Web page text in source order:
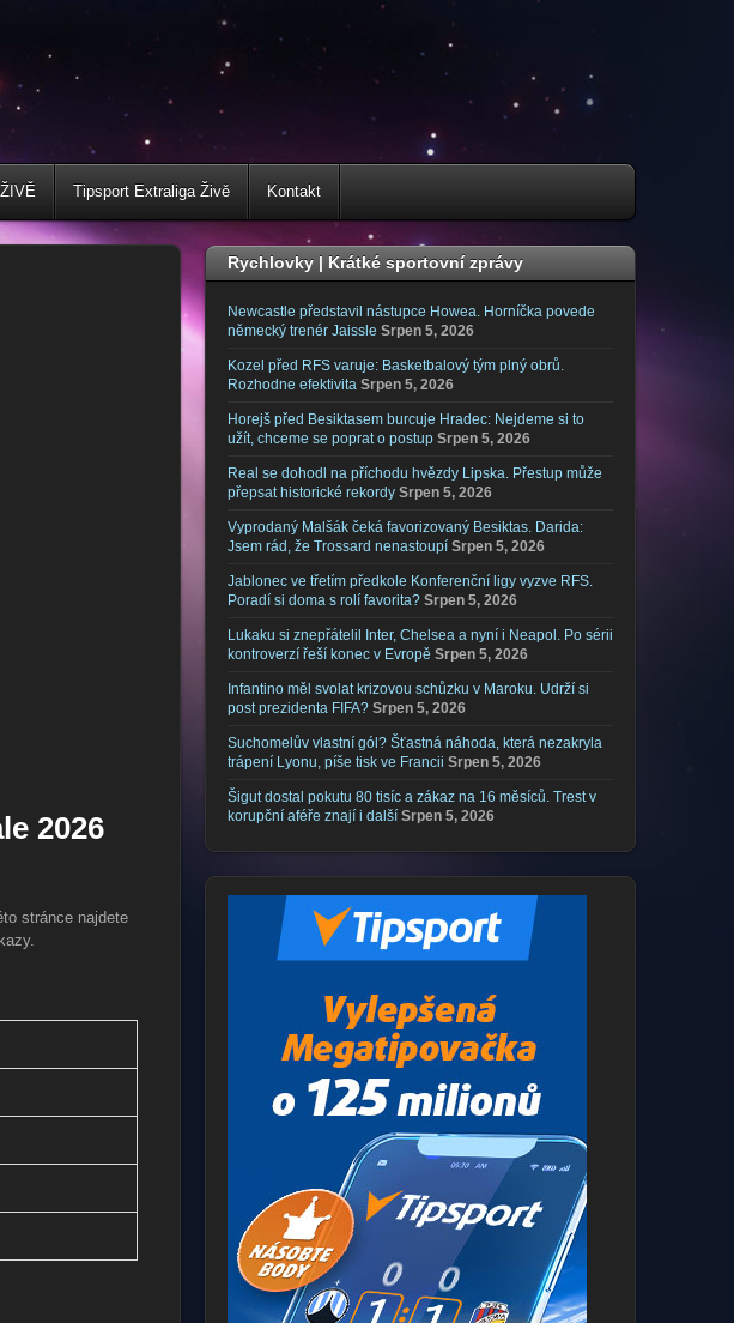
Tipsport Extraliga Živě Kontakt
2026
stránce najdete
Rychlovky | Krátké sportovní zprávy
Newcastle představil nástupce Howea. Horníčka povede
německý trenér Jaissle Srpen 5, 2026
Kozel před RFS varuje: Basketbalový tým plný obrů.
Rozhodne efektivita Srpen 5, 2026
Horejš před Besiktasem burcuje Hradec: Nejdeme si to
užít, chceme se poprat o postup Srpen 5, 2026
Real se dohodl na příchodu hvězdy Lipska. Přestup může
přepsat historické rekordy Srpen 5, 2026
Vyprodaný Malšák čeká favorizovaný Besiktas. Darida:
Jsem rád, že Trossard nenastoupí Srpen 5, 2026
Jablonec ve třetím předkole Konferenční ligy vyzve RFS.
Poradí si doma s rolí favorita? Srpen 5, 2026
Lukaku si znepřátelil Inter, Chelsea a nyní i Neapol. Po sérii
kontroverzí řeší konec v Evropě Srpen 5, 2026
Infantino měl svolat krizovou schůzku v Maroku. Udrží si
post prezidenta FIFA? Srpen 5, 2026
Suchomelův vlastní gól? Šťastná náhoda, která nezakryla
trápení Lyonu, píše tisk ve Francii Srpen 5, 2026
Šigut dostal pokutu 80 tisíc a zákaz na 16 měsíců. Trest v
korupční aféře znají i další Srpen 5, 2026